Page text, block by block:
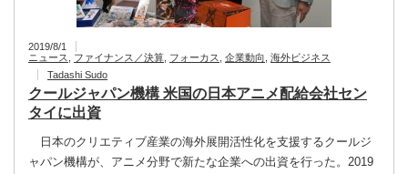
2019/8/1
ニュース
ファイナンス／決算 フォーカス 企業動向 海外ビジネス
Tadashi Sudo
クールジャパン機構 米国の日本アニメ配給会社セン
タイに出資
日本のクリエティブ産業の海外展開活性化を支援するクールジ
ャパン機構が、アニメ分野で新たな企業への出資を行った。2019